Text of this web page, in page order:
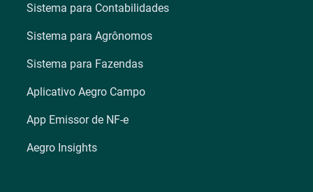
Sistema para Contabilidades
Sistema para Agrônomos
Sistema para Fazendas
Aplicativo Aegro Campo
App Emissor de NF-e
Aegro Insights